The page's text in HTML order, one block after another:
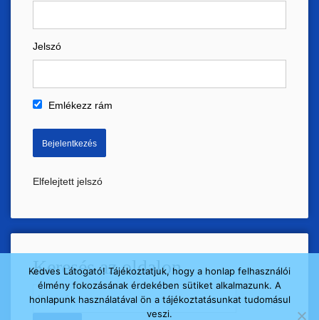
Jelszó
Emlékezz rám
Elfelejtett jelszó
Keresés az oldalon
Keresés:
Kedves Látogató! Tájékoztatjuk, hogy a honlap felhasználói
élmény fokozásának érdekében sütiket alkalmazunk. A
honlapunk használatával ön a tájékoztatásunkat tudomásul
veszi.